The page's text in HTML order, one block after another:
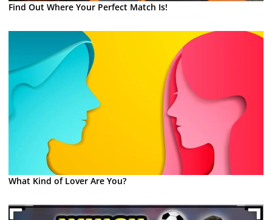
Find Out Where Your Perfect Match Is!
What Kind of Lover Are You?